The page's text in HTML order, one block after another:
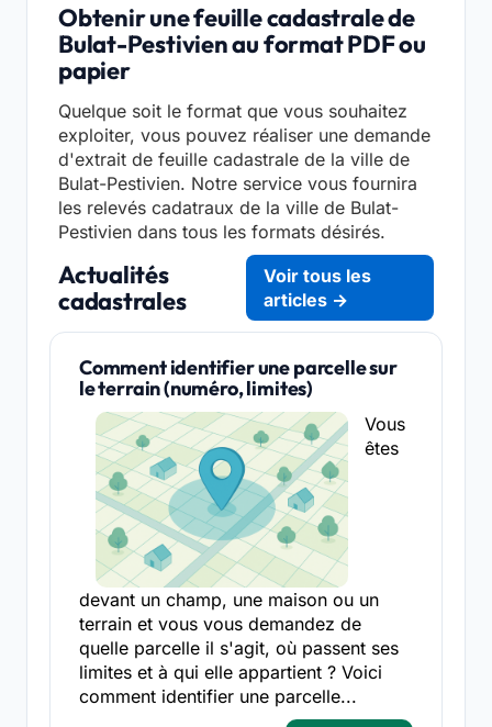
Obtenir une feuille cadastrale de
Bulat-Pestivien au format PDF ou
papier
Quelque soit le format que vous souhaitez
exploiter, vous pouvez réaliser une demande
d'extrait de feuille cadastrale de la ville de
Bulat-Pestivien. Notre service vous fournira
les relevés cadatraux de la ville de Bulat-
Pestivien dans tous les formats désirés.
Actualités
cadastrales
Voir tous les
articles →
Comment identifier une parcelle sur
le terrain (numéro, limites)
Vous
êtes
devant un champ, une maison ou un
terrain et vous vous demandez de
quelle parcelle il s'agit, où passent ses
limites et à qui elle appartient ? Voici
comment identifier une parcelle...